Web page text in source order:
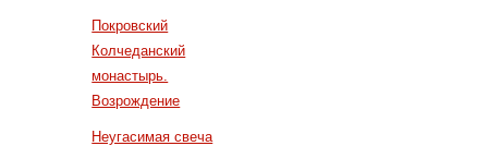
Покровский
Колчеданский
монастырь.
Возрождение
Неугасимая свеча